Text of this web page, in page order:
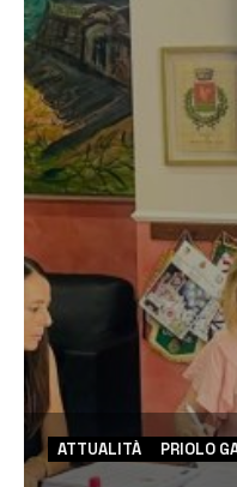
ATTUALITÀ PRIOLO